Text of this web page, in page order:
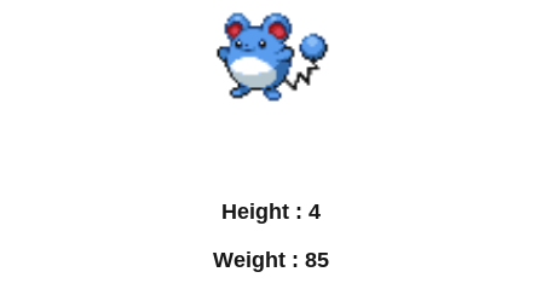
Height : 4
Weight : 85